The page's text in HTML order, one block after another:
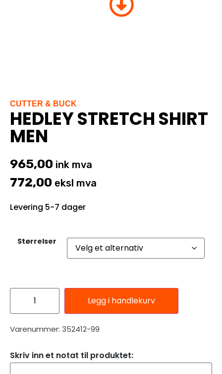
CUTTER & BUCK
HEDLEY STRETCH SHIRT
MEN
965,00 ink mva
772,00 eksl mva
Levering 5-7 dager
Størrelser
Legg i handlekurv
Varenummer: 352412-99
Skriv inn et notat til produktet: